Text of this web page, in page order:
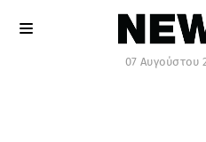
07 Αυγούστου